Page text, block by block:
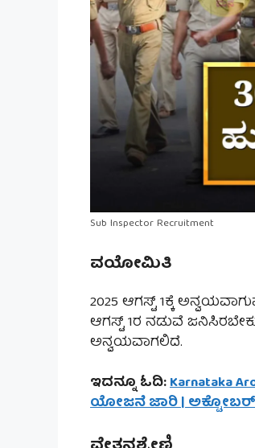
Sub Inspector Recruitment
ವಯೋಮಿತಿ
2025 ಆಗಸ್ಟ್ 1ಕ್ಕೆ
ಆಗಸ್ಟ್ 1ರ ನಡುವೆ
ಅನ್ವಯವಾಗಲಿದೆ.
ಇದನ್ನೂ ಓದಿ:Karnataka
ಯೋಜನೆ ಜಾರಿ | ಅಕ್ಟೋಬರ್